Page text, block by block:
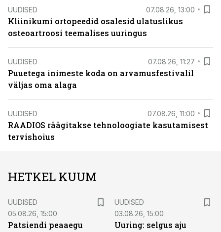
UUDISED 07.08.26, 13:00
Kliinikumi ortopeedid osalesid ulatuslikus
osteoartroosi teemalises uuringus
UUDISED 07.08.26, 11:27
Puuetega inimeste koda on arvamusfestivalil
väljas oma alaga
UUDISED 07.08.26, 11:00
RAADIOS räägitakse tehnoloogiate kasutamisest
tervishoius
HETKEL KUUM
UUDISED
05.08.26, 15:00
Patsiendi peaaegu
UUDISED
03.08.26, 15:00
Uuring: selgus aju